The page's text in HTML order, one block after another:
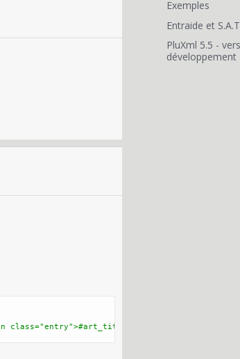
span></a></li>'
Exemples
Entraide et S.A.T
PluXml 5.5 -
développement